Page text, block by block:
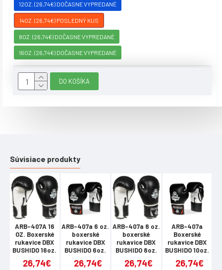
12OZ. (26,74€) DOČASNE VYPREDANÉ
14OZ. (26,74€) POSLEDNÝ KUS
8OZ. (26,74€) DOČASNE VYPREDANÉ
16OZ. (26,74€) DOČASNE VYPREDANÉ
DO KOŠÍKA
Súvisiace produkty
ARB-407A 16
OZ. Boxerské
rukavice DBX
BUSHIDO 16oz.
26,74€
ARB-407a 6 oz.
boxerské
rukavice DBX
BUSHIDO 6oz.
26,74€
ARB-407a 8 oz.
boxerské
rukavice DBX
BUSHIDO 8oz.
26,74€
ARB-407a
Boxerské
rukavice DBX
BUSHIDO 10oz.
26,74€